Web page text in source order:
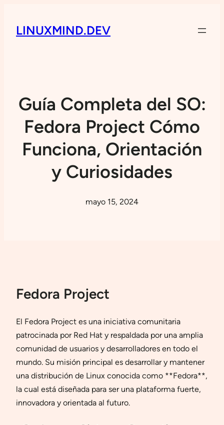
LINUXMIND.DEV
Guía Completa del SO:
Fedora Project Cómo
Funciona, Orientación
y Curiosidades
mayo 15, 2024
Fedora Project
El Fedora Project es una iniciativa comunitaria
patrocinada por Red Hat y respaldada por una amplia
comunidad de usuarios y desarrolladores en todo el
mundo. Su misión principal es desarrollar y mantener
una distribución de Linux conocida como **Fedora**,
la cual está diseñada para ser una plataforma fuerte,
innovadora y orientada al futuro.